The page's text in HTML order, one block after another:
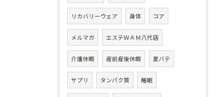
リカバリーウェア 身体 コア
メルマガ エステＷＡＭ八代店
介護休暇 産前産後休暇 夏バテ
サプリ タンパク質 睡眠